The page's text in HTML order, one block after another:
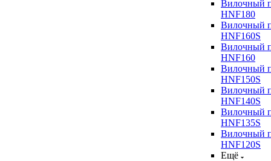
Вилочный
HNF180
Вилочный
HNF160S
Вилочный
HNF160
Вилочный
HNF150S
Вилочный
HNF140S
Вилочный
HNF135S
Вилочный
HNF120S
Ещё